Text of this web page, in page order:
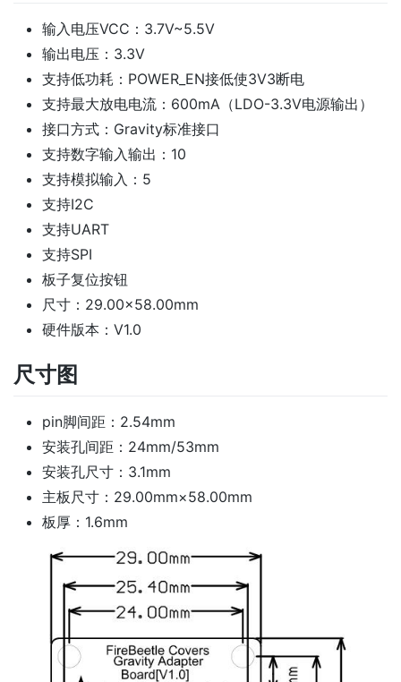
输入电压VCC：3.7V~5.5V
输出电压：3.3V
支持低功耗：POWER_EN接低使3V3断电
支持最大放电电流：600mA（LDO-3.3V电源输出）
接口方式：Gravity标准接口
支持数字输入输出：10
支持模拟输入：5
支持I2C
支持UART
支持SPI
板子复位按钮
尺寸：29.00×58.00mm
硬件版本：V1.0
尺寸图
pin脚间距：2.54mm
安装孔间距：24mm/53mm
安装孔尺寸：3.1mm
主板尺寸：29.00mm×58.00mm
板厚：1.6mm